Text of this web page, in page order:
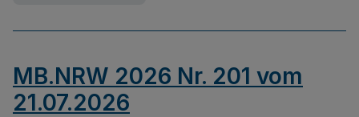
MB.NRW 2026 Nr. 201 vom
21.07.2026